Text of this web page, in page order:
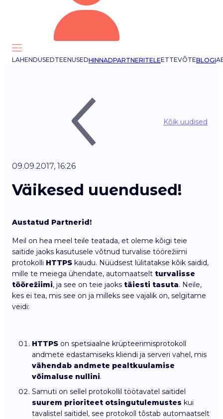
LAHENDUSEDTEENUSEDHINNADPARTNERITELEETTEVÕTEBLOGI
Kõik uudised
09.09.2017, 16:26
Väikesed uuendused!
Austatud Partnerid!
Meil on hea meel teile teatada, et oleme kõigi teie
saitide jaoks kasutusele võtnud turvalise töörežiimi
protokolli HTTPS kaudu. Nüüdsest lülitatakse kõik saidid,
mille te meiega ühendate, automaatselt turvalisse
töörežiimi, ja see on teie jaoks täiesti tasuta. Neile,
kes ei tea, mis see on ja milleks see vajalik on, selgitame
veidi:
HTTPS on spetsiaalne krüpteerimisprotokoll
andmete edastamiseks kliendi ja serveri vahel, mis
vähendab andmete pealtkuulamise
võimaluse nullini.
Samuti on sellel protokollil töötavatel saitidel
suurem prioriteet otsingutulemustes kui
tavalistel saitidel, see protokoll tõstab automaatselt